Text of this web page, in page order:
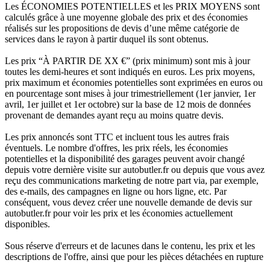
Les ÉCONOMIES POTENTIELLES et les PRIX MOYENS sont
calculés grâce à une moyenne globale des prix et des économies
réalisés sur les propositions de devis d’une même catégorie de
services dans le rayon à partir duquel ils sont obtenus.
Les prix “À PARTIR DE XX €” (prix minimum) sont mis à jour
toutes les demi-heures et sont indiqués en euros. Les prix moyens,
prix maximum et économies potentielles sont exprimées en euros ou
en pourcentage sont mises à jour trimestriellement (1er janvier, 1er
avril, 1er juillet et 1er octobre) sur la base de 12 mois de données
provenant de demandes ayant reçu au moins quatre devis.
Les prix annoncés sont TTC et incluent tous les autres frais
éventuels. Le nombre d'offres, les prix réels, les économies
potentielles et la disponibilité des garages peuvent avoir changé
depuis votre dernière visite sur autobutler.fr ou depuis que vous avez
reçu des communications marketing de notre part via, par exemple,
des e-mails, des campagnes en ligne ou hors ligne, etc. Par
conséquent, vous devez créer une nouvelle demande de devis sur
autobutler.fr pour voir les prix et les économies actuellement
disponibles.
Sous réserve d'erreurs et de lacunes dans le contenu, les prix et les
descriptions de l'offre, ainsi que pour les pièces détachées en rupture